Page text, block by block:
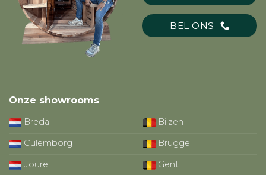
BEL ONS
Onze showrooms
Breda
Bilzen
Culemborg
Brugge
Joure
Gent